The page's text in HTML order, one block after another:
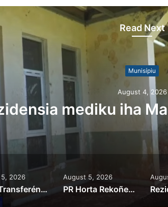
Read Next
Munisípiu
August 4, 2026
mediku iha
2026
Kazu Transferénsia Osan Millaun 42 Husi Singapura, Advogadu Sei Halo Rekursu
August 5, 2026
PR Horta Rekoñese Timoroan Sira Iha Diáspora Nia Kontribuisaun